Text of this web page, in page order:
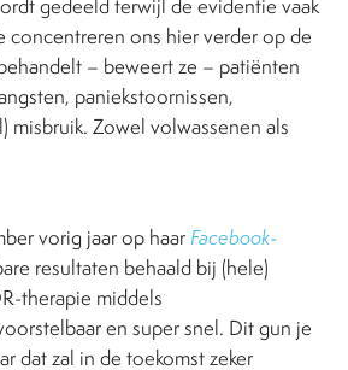
gedeeld terwijl de evidentie vaak
concentreren ons hier verder op de
– beweert ze – patiënten
paniekstoornissen,
misbruik. Zowel volwassenen als
vorig jaar op haar Facebook-
resultaten behaald bij (hele)
therapie middels
en super snel. Dit gun je
dat zal in de toekomst zeker